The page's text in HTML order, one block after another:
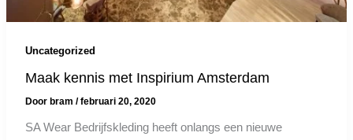
Uncategorized
Maak kennis met Inspirium Amsterdam
Door bram /februari 20, 2020
SA Wear Bedrijfskleding heeft onlangs een nieuwe